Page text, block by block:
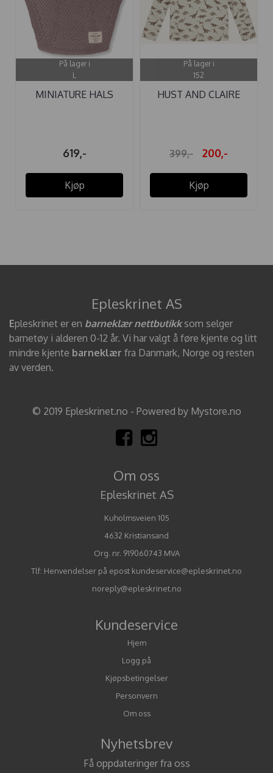
På lager i
L
MINIATURE HALS
619,-
Kjøp
På lager i
152
HUST AND CLAIRE
399,- 200,-
Kjøp
Epleskrinet AS
Epleskrinet er en barneklær nettbutikksom selger
barnetøy i alderen 0-12 år. Vi har valgt å føre kjente og litt
mindre kjente barneklær fra Danmark, Norge og resten
av verden.
© 2019 Epleskrinet.no - Powered by Mystore.no
Om oss
Epleskrinet AS
Kuholmsveien 105
4632 Kristiansand
Org. nr. 919060743 MVA
Tlf: Henvendelser på epost kundeservice@epleskrinet.no
noreply@epleskrinet.no
Kundeservice
Hjem
Logg på
Kjøpsbetingelser
Personvern
Om oss
Nyhetsbrev
Få oppdateringer fra oss